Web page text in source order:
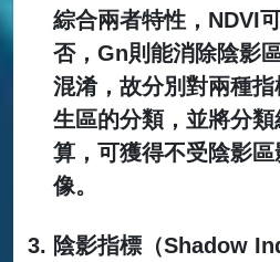
綜合兩者特性，NDVI
否，Gn則能消除陰影
混淆，故分別對兩種
生區的分類，並將分
算，可獲得不受陰影
像。
陰影指標（Shadow